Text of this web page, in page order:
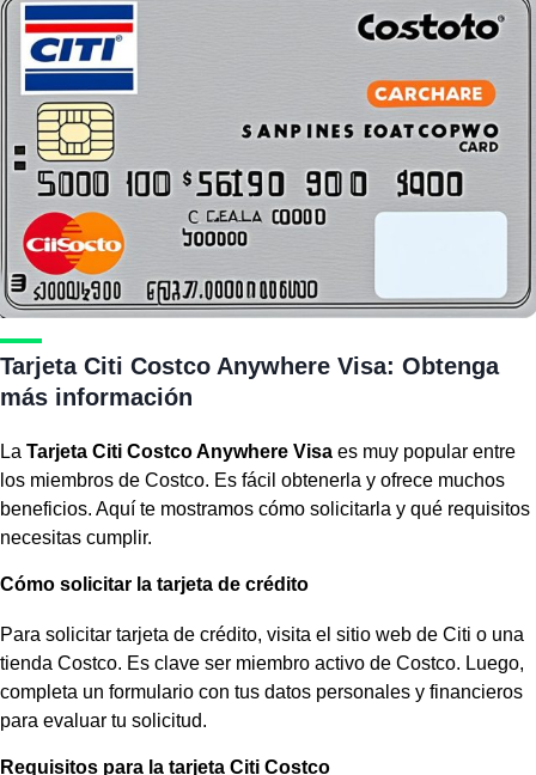
Tarjeta Citi Costco Anywhere Visa: Obtenga
más información
La Tarjeta Citi Costco Anywhere Visa es muy popular entre
los miembros de Costco. Es fácil obtenerla y ofrece muchos
beneficios. Aquí te mostramos cómo solicitarla y qué requisitos
necesitas cumplir.
Cómo solicitar la tarjeta de crédito
Para solicitar tarjeta de crédito, visita el sitio web de Citi o una
tienda Costco. Es clave ser miembro activo de Costco. Luego,
completa un formulario con tus datos personales y financieros
para evaluar tu solicitud.
Requisitos para la tarjeta Citi Costco